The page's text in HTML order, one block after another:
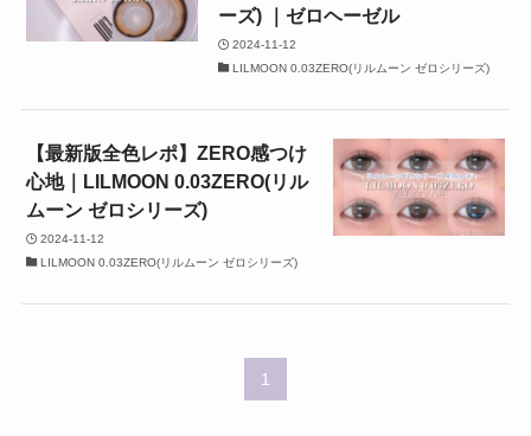
ーズ) ｜ゼロヘーゼル
2024-11-12
LILMOON 0.03ZERO(リルムーン ゼロシリーズ)
【最新版全色レポ】ZERO感つけ
心地｜LILMOON 0.03ZERO(リル
ムーン ゼロシリーズ)
2024-11-12
LILMOON 0.03ZERO(リルムーン ゼロシリーズ)
1